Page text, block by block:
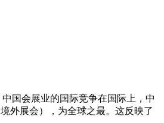
国会展业的国际竞争在国际上，中
外展会），为全球之最。这反映了